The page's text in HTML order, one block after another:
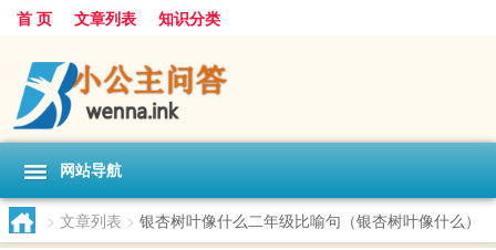
首 页 文章列表 知识分类
网站导航
> 文章列表 > 银杏树叶像什么二年级比喻句（银杏树叶像什么）